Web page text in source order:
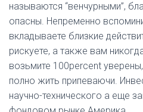
называются “венчурными”,
опасны. Непременно
вкладываете близкие
рискуете, а также вам
возьмите 100percent
полно жить припеваючи.
научно-технического а еще